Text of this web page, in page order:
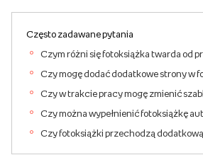
Często zadawane pytania
Czym różni się fotoksiążka twarda od
Czy mogę dodać dodatkowe strony w
Czy w trakcie pracy mogę zmienić
Czy można wypełnienić fotoksiążkę
Czy fotoksiążki przechodzą